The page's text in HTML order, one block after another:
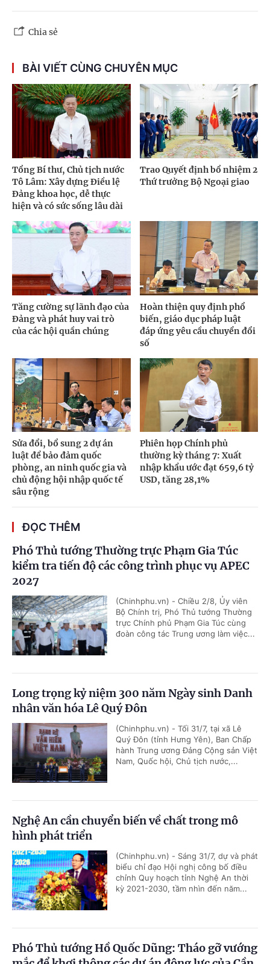
Chia sẻ
BÀI VIẾT CÙNG CHUYÊN MỤC
Tổng Bí thư, Chủ tịch nước
Tô Lâm: Xây dựng Điều lệ
Đảng khoa học, dễ thực
hiện và có sức sống lâu dài
Trao Quyết định bổ nhiệm 2
Thứ trưởng Bộ Ngoại giao
Tăng cường sự lãnh đạo của
Đảng và phát huy vai trò
của các hội quần chúng
Hoàn thiện quy định phổ
biến, giáo dục pháp luật
đáp ứng yêu cầu chuyển đổi
số
Sửa đổi, bổ sung 2 dự án
luật để bảo đảm quốc
phòng, an ninh quốc gia và
chủ động hội nhập quốc tế
sâu rộng
Phiên họp Chính phủ
thường kỳ tháng 7: Xuất
nhập khẩu ước đạt 659,6 tỷ
USD, tăng 28,1%
ĐỌC THÊM
Phó Thủ tướng Thường trực Phạm Gia Túc
kiểm tra tiến độ các công trình phục vụ APEC
2027
(Chinhphu.vn) - Chiều 2/8, Ủy viên
Bộ Chính trị, Phó Thủ tướng Thường
trực Chính phủ Phạm Gia Túc cùng
đoàn công tác Trung ương làm việc...
Long trọng kỷ niệm 300 năm Ngày sinh Danh
nhân văn hóa Lê Quý Đôn
(Chinhphu.vn) - Tối 31/7, tại xã Lê
Quý Đôn (tỉnh Hưng Yên), Ban Chấp
hành Trung ương Đảng Cộng sản Việt
Nam, Quốc hội, Chủ tịch nước,...
Nghệ An cần chuyển biến về chất trong mô
hình phát triển
(Chinhphu.vn) - Sáng 31/7, dự và phát
biểu chỉ đạo Hội nghị công bố điều
chỉnh Quy hoạch tỉnh Nghệ An thời
kỳ 2021-2030, tầm nhìn đến năm...
Phó Thủ tướng Hồ Quốc Dũng: Tháo gỡ vướng